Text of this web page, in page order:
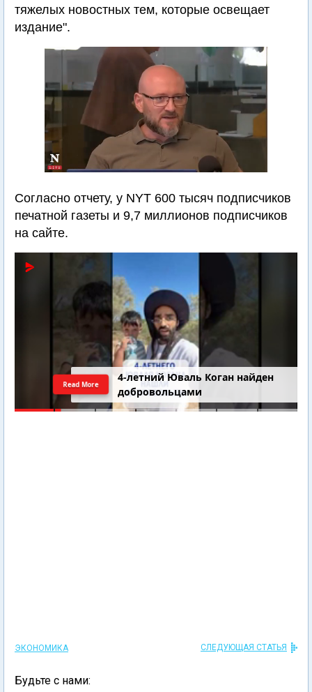
тяжелых новостных тем, которые освещает
издание".
Согласно отчету, у NYT 600 тысяч подписчиков
печатной газеты и 9,7 миллионов подписчиков
на сайте.
4-летний Юваль Коган найден
добровольцами
Read More
ЭКОНОМИКА СЛЕДУЮЩАЯ СТАТЬЯ
Будьте с нами: